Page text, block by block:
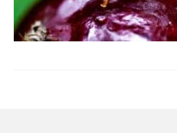
Workshops